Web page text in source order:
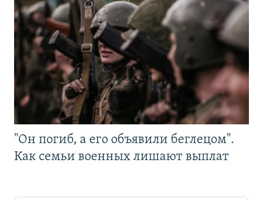
"Он погиб, а его объявили беглецом".
Как семьи военных лишают выплат